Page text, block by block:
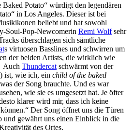
Potato“ würdigt den legendären
in Los Angeles. Dieser ist bei
beliebt und hat sowohl
Soul-Pop-Newcomerin Remi Wolfsehr
überschlagen sich sämtliche
s virtuosen Basslines und schwirren um
der beiden Artists, die wirklich wie
Auch Thundercat schwärmt von der
ist, wie ich, ein child of the baked
der Song brauchte. Und es war
wie sie es umgesetzt hat. Je öfter
klarer wird mir, dass ich keine
Der Song öffnet uns die Türen
und gewährt uns einen Einblick in die
des Ortes.